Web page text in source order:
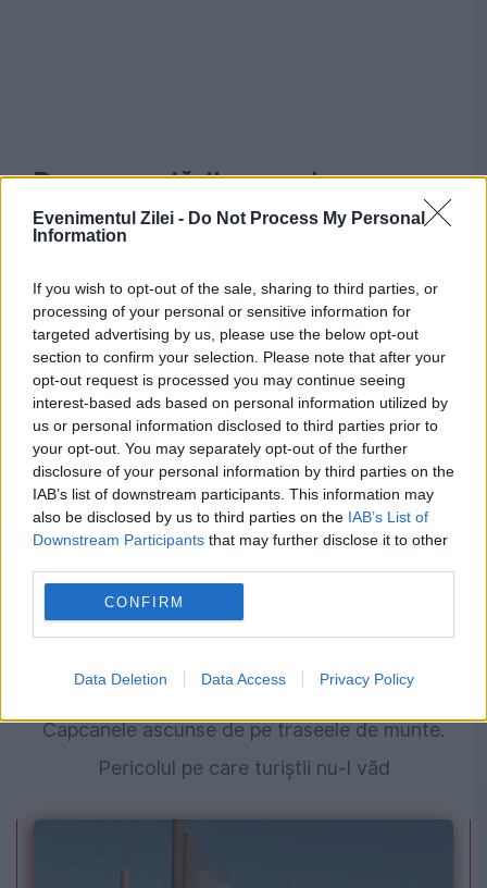
Evenimentul Zilei - Do Not Process My Personal
Information
If you wish to opt-out of the sale, sharing to third parties, or
processing of your personal or sensitive information for
targeted advertising by us, please use the below opt-out
section to confirm your selection. Please note that after your
opt-out request is processed you may continue seeing
interest-based ads based on personal information utilized by
us or personal information disclosed to third parties prior to
your opt-out. You may separately opt-out of the further
disclosure of your personal information by third parties on the
IAB’s list of downstream participants. This information may
also be disclosed by us to third parties on the IAB’s List of
Downstream Participants that may further disclose it to other
CONFIRM
Data Deletion Data Access Privacy Policy
Recomandările noastre
SOCIAL
Descoperire rară, din Ierusalimul antic. Noi
indicii despre un eveniment biblic
SOCIAL
Capcanele ascunse de pe traseele de munte.
Pericolul pe care turiștii nu-l văd